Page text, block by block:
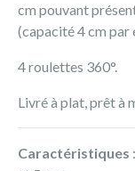
cm pouvant
(capacité 4 cm par
4 roulettes 360°.
Livré à plat, prêt à
Caractéristiques